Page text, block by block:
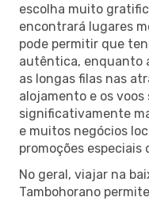
escolha muito
encontrará lugares
pode permitir que
autêntica, enquanto
as longas filas nas
alojamento e os voos
significativamente
e muitos negócios
promoções
No geral, viajar na
Tambohorano